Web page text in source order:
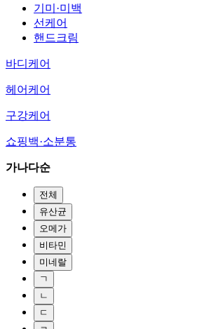
기미·미백
선케어
핸드크림
바디케어
헤어케어
구강케어
쇼핑백·소분통
가나다순
전체
유산균
오메가
비타민
미네랄
ㄱ
ㄴ
ㄷ